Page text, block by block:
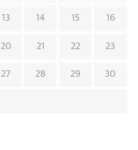
13 14 15 16
20 21 22 23
27 28 29 30